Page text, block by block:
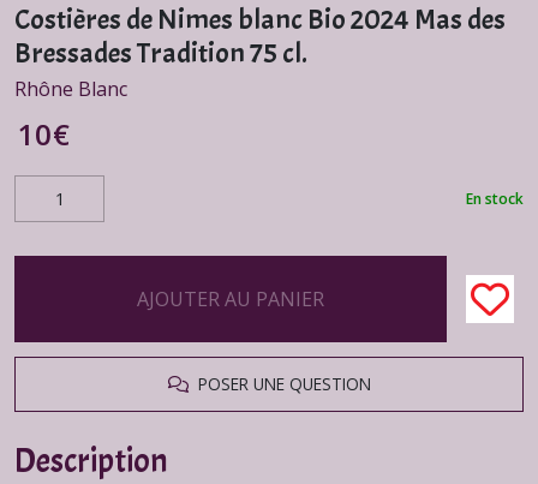
Costières de Nimes blanc Bio 2024 Mas des
Bressades Tradition 75 cl.
Rhône Blanc
10€
En stock
AJOUTER AU PANIER
POSER UNE QUESTION
Description